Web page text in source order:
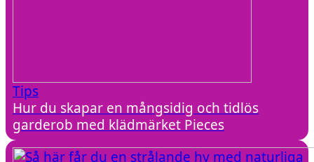
Tips
Hur du skapar en mångsidig och tidlös
garderob med klädmärket Pieces